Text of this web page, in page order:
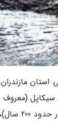
30 پروژه مرمتی، از
به اواخر دوره